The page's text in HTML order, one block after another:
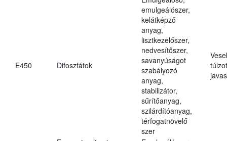
E450 Difoszfátok
emulgeálószer,
kelátképző
anyag,
lisztkezelőszer,
nedvesítőszer,
savanyúságot
szabályozó
anyag,
stabilizátor,
sűrítőanyag,
szilárdítóanyag,
térfogatnövelő
szer